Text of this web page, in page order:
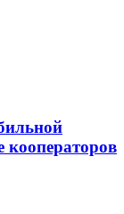
кооператоров